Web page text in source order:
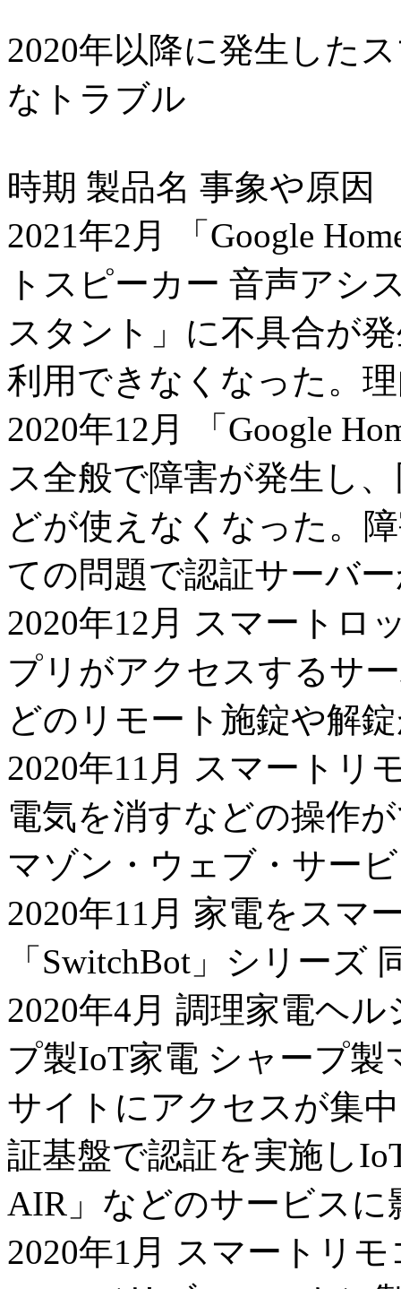
2020年以降に発生した
なトラブル
時期 製品名 事象や原因
2021年2月 「Google
トスピーカー 音声アシ
スタント」に不具合が
利用できなくなった。
2020年12月 「Google
ス全般で障害が発生し
どが使えなくなった。
ての問題で認証サーバ
2020年12月 スマートロ
プリがアクセスするサ
どのリモート施錠や解
2020年11月 スマートリ
電気を消すなどの操作
マゾン・ウェブ・サー
2020年11月 家電をスマ
「SwitchBot」シリーズ
2020年4月 調理家電ヘ
プ製IoT家電 シャープ
サイトにアクセスが集
証基盤で認証を実施し
AIR」などのサービスに
2020年1月 スマートリ